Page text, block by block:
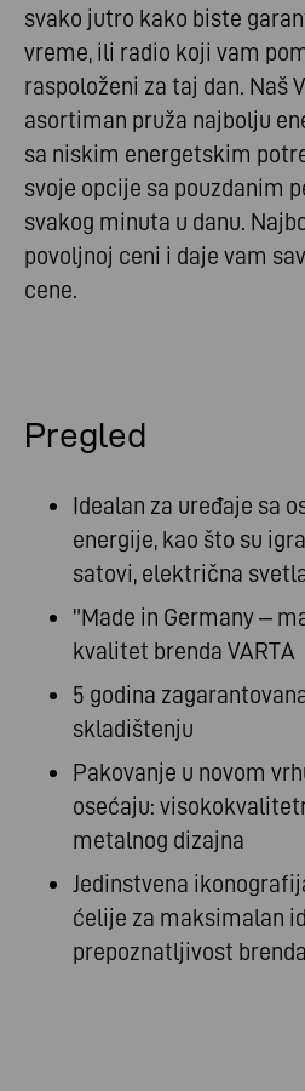
svako jutro kako biste
vreme, ili radio koji vam
raspoloženi za taj dan. Naš
asortiman pruža najbolju
sa niskim energetskim
svoje opcije sa pouzdanim
svakog minuta u danu.
povoljnoj ceni i daje vam
cene.
Pregled
Idealan za uređaje sa
energije, kao što su
satovi, električna
"Made in Germany –
kvalitet brenda VARTA
5 godina
skladištenju
Pakovanje u novom
osećaju:
metalnog dizajna
Jedinstvena
ćelije za maksimalan
prepoznatljivost brenda